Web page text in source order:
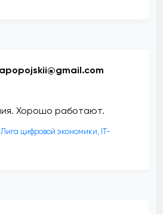
Хорошо работают.
Лига цифровой экономики, IT-